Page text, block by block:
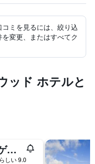
ミを見るには、絞り込
変更、またはすべてク
ッド ホテルと
キャリーゲリー カントリー ハウス
しい 9.0